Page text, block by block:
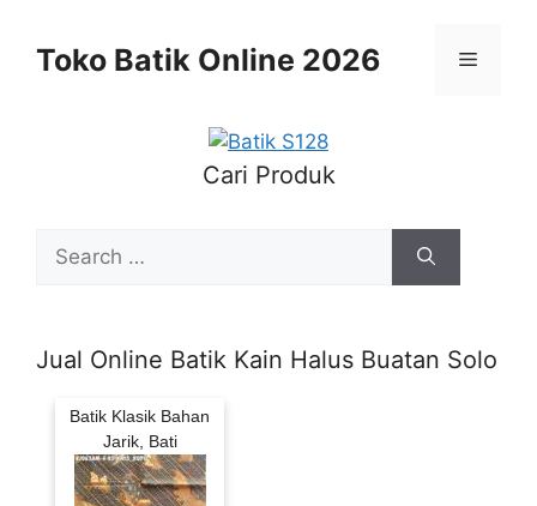
contentToko Batik Online 2026 Menu
Cari Produk
for:
Jual Online Batik Kain Halus Buatan Solo
Batik Klasik Bahan
Jarik, Bati